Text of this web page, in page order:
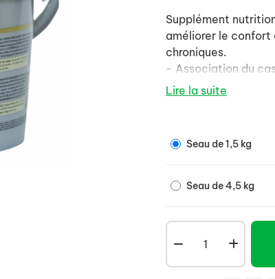
Supplément
améliorer le confort
chroniques.
- Association du
vergerette pour
Lire la suite
Seau de 1,5 kg
Seau de 4,5 kg